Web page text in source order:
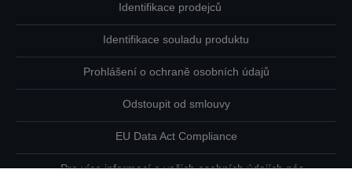
Identifikace prodejců
Identifikace souladu produktu
Prohlášení o ochraně osobních údajů
Odstoupit od smlouvy
EU Data Act Compliance
Pro více informací o vašich osobních údajích nás